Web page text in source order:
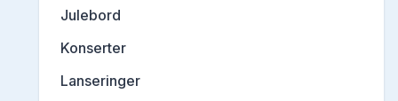
Julebord
Konserter
Lanseringer